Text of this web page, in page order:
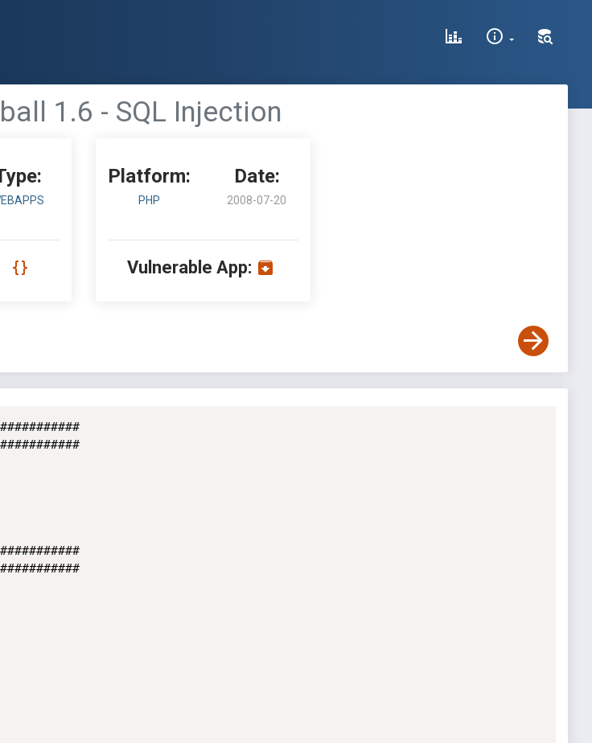
1.6 - SQL Injection
Platform:
PHP
Date:
2008-07-20
Vulnerable App: